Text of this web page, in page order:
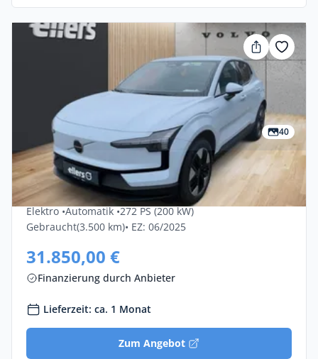
40
Gewerbe & Privat
Volvo Ex30 Single Motor Core 5dr
Elektro •Automatik •272 PS (200 kW)
Gebraucht(3.500 km)• EZ: 06/2025
31.850,00 €
Finanzierung durch Anbieter
Lieferzeit: ca. 1 Monat
Zum Angebot